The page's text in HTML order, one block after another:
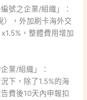
號之企業/組織」：
），外加刷卡海外交
，整體費用增加
業/組織」：
下，除了1.5%的海
費後10天內申報扣